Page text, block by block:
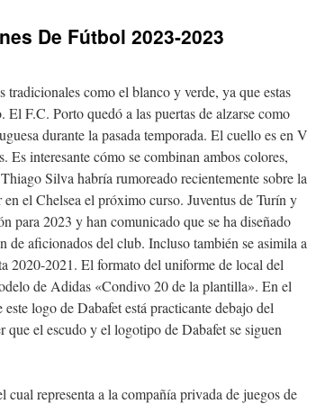
De Fútbol 2023-2023
tradicionales como el blanco y verde, ya que estas
F.C. Porto quedó a las puertas de alzarse como
durante la pasada temporada. El cuello es en V
Es interesante cómo se combinan ambos colores,
Silva habría rumoreado recientemente sobre la
el Chelsea el próximo curso. Juventus de Turín y
para 2023 y han comunicado que se ha diseñado
de aficionados del club. Incluso también se asimila a
2020-2021. El formato del uniforme de local del
de Adidas «Condivo 20 de la plantilla». En el
logo de Dabafet está practicante debajo del
el escudo y el logotipo de Dabafet se siguen
representa a la compañía privada de juegos de